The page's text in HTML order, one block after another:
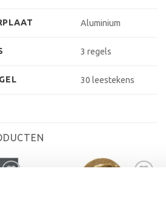
Aluminium
3 regels
30 leestekens